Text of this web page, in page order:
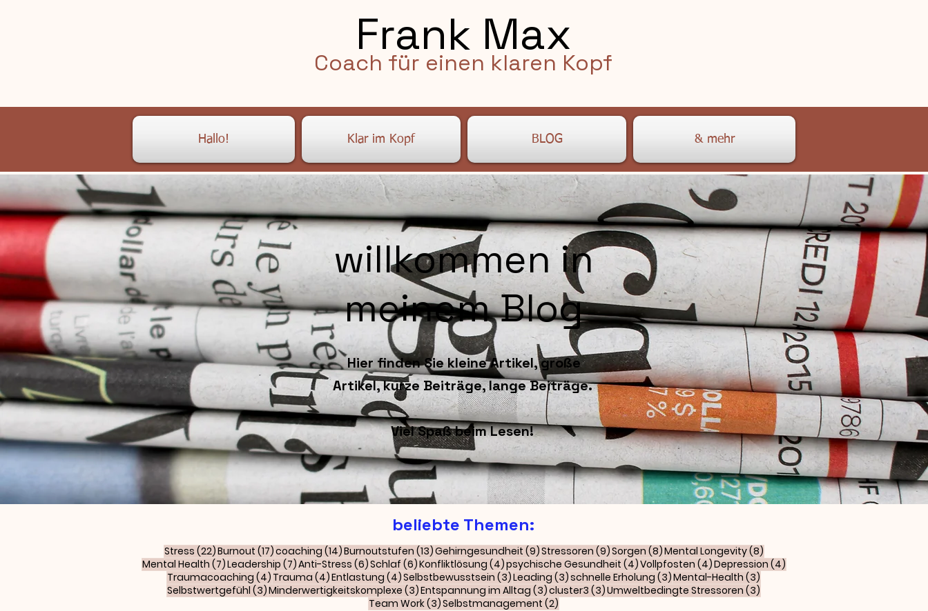
Frank Max
Coach für einen klaren Kopf
Hallo! Klar im Kopf BLOG & mehr
willkommen in
meinem Blog
Hier finden Sie kleine Artikel, große
Artikel, kurze Beiträge, lange Beiträge.
Viel Spaß beim Lesen!
beliebte Themen:
Stress (22)22 Beiträge
Burnout (17)17 Beiträge
coaching (14)14 Beiträge
Burnoutstufen (13)13 Beiträge
Gehirngesundheit (9)9 Beiträge
Stressoren (9)9 Beiträge
Sorgen (8)8 Beiträge
Mental Longevity(8)8 Beiträge
Mental Health (7)7 Beiträge
Leadership (7)7 Beiträge
Anti-Stress (6)6 Beiträge
Schlaf (6)6 Beiträge
Konfliktlösung (4)4 Beiträge
psychische Gesundheit (4)4 Beiträge
Vollpfosten (4)4 Beiträge
Depression (4)4 Beiträge
Traumacoaching (4) 4 Beiträge
Trauma (4)4 Beiträge
Entlastung (4)4 Beiträge
Selbstbewusstsein (3)3 Beiträge
Leading (3)3 Beiträge
schnelle Erholung (3)3 Beiträge
Mental-Health (3)
Selbstwertgefühl (3)3 Beiträge
Minderwertigkeitskomplexe (3)3 Beiträge
Entspannung im Alltag (3)3 Beiträge
cluster3 (3)3 Beiträge
Umweltbedingte Stressoren (3)
Team Work(3)3 Beiträge
Selbstmanagement (2)